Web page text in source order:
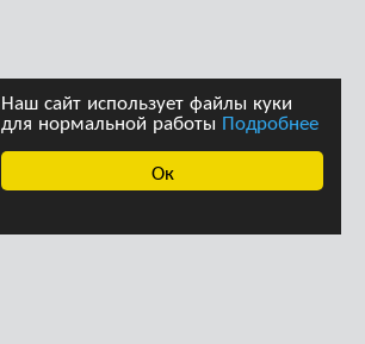
Ок
Наш сайт использует файлы куки
для нормальной работы Подробнее